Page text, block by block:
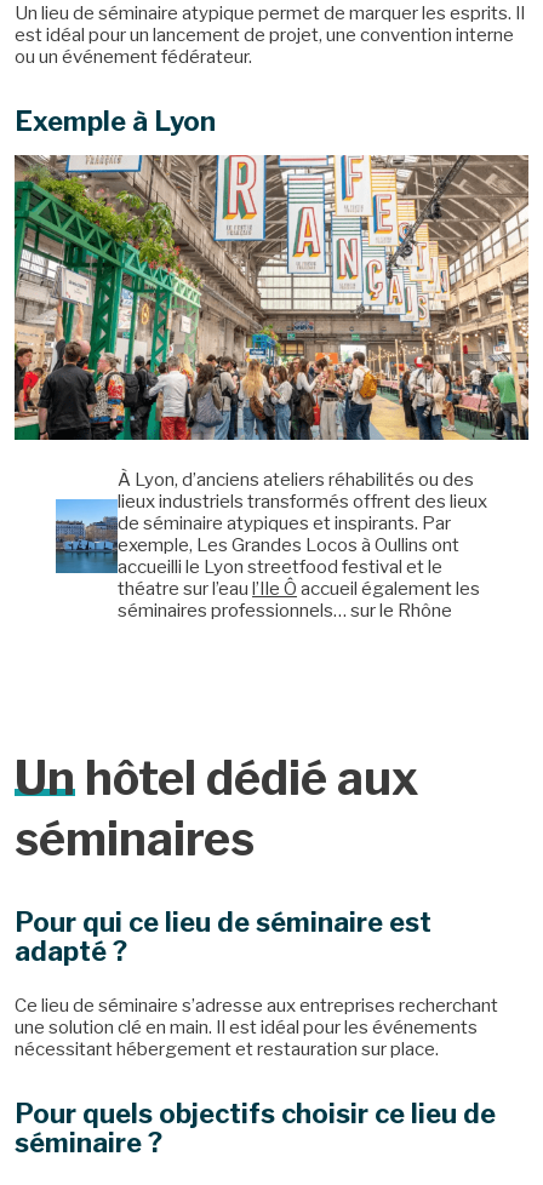
Un lieu de séminaire atypique permet de marquer les esprits. Il
est idéal pour un lancement de projet, une convention interne
ou un événement fédérateur.
Exemple à Lyon
À Lyon, d’anciens ateliers réhabilités ou des
lieux industriels transformés offrent des lieux
de séminaire atypiques et inspirants. Par
exemple, Les Grandes Locos à Oullins ont
accueilli le Lyon streetfood festival et le
théatre sur l’eau l’Ile Ô accueil également les
séminaires professionnels… sur le Rhône
Un hôtel dédié aux
séminaires
Pour qui ce lieu de séminaire est
adapté ?
Ce lieu de séminaire s’adresse aux entreprises recherchant
une solution clé en main. Il est idéal pour les événements
nécessitant hébergement et restauration sur place.
Pour quels objectifs choisir ce lieu de
séminaire ?